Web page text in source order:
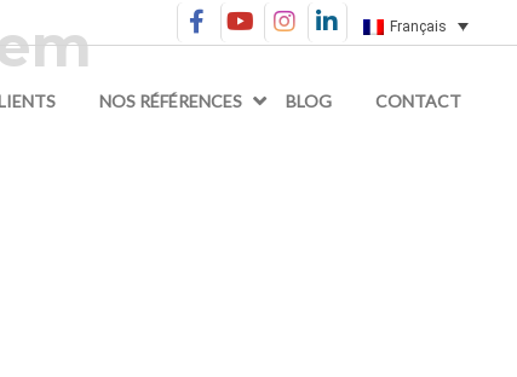
Français
NOS RÉFÉRENCES BLOG CONTACT